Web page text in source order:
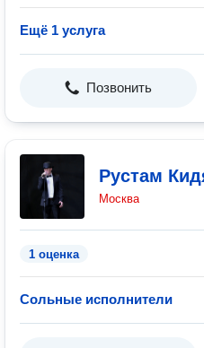
Ещё 1 услуга
Позвонить
Рустам
Москва
1 оценка
Сольные исполнители